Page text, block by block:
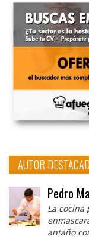
AUTOR
Pedro
La
antaño